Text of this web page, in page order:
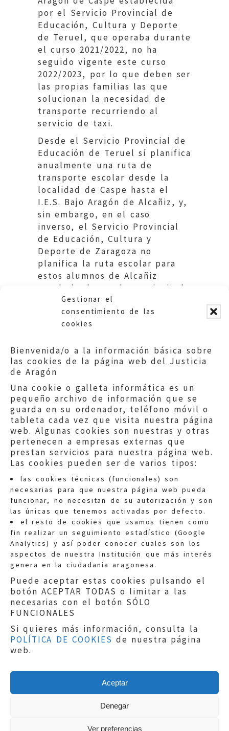
Gestionar el
consentimiento de las
cookies
Bienvenida/o a la información básica sobre
las cookies de la página web del Justicia
de Aragón
Una cookie o galleta informática es un
pequeño archivo de información que se
guarda en su ordenador, teléfono móvil o
tableta cada vez que visita nuestra página
web. Algunas cookies son nuestras y otras
pertenecen a empresas externas que
prestan servicios para nuestra página web.
Las cookies pueden ser de varios tipos:
las cookies técnicas (funcionales) son
necesarias para que nuestra página web pueda
funcionar, no necesitan de su autorización y son
las únicas que tenemos activadas por defecto.
el resto de cookies que usamos tienen como
fin realizar un seguimiento estadístico (Google
Analytics) y así poder conocer cuales son los
aspectos de nuestra Institución que más interés
genera en la ciudadanía aragonesa.
Puede aceptar estas cookies pulsando el
botón ACEPTAR TODAS o limitar a las
necesarias con el botón SÓLO
FUNCIONALES
Si quieres más información, consulta la
POLÍTICA DE COOKIES de nuestra página
web.
Aceptar
Denegar
Ver preferencias
por el Servicio Provincial de
Educación, Cultura y Deporte
de Teruel, que operaba durante
el curso 2021/2022, no ha
seguido vigente este curso
2022/2023, por lo que deben ser
las propias familias las que
solucionan la necesidad de
transporte recurriendo al
servicio de taxi.
Desde el Servicio Provincial de
Educación de Teruel sí planifica
anualmente una ruta de
transporte escolar desde la
localidad de Caspe hasta el
I.E.S. Bajo Aragón de Alcañiz, y,
sin embargo, en el caso
inverso, el Servicio Provincial
de Educación, Cultura y
Deporte de Zaragoza no
planifica la ruta escolar para
estos alumnos de Alcañiz
escolarizados en la provincia de
Zaragoza.
Quejas:quejas@eljusticiadearagon.es
Información general:
informacion@eljusticiadearagon.es
Teléfonos:900 210 210/
Aviso legal|Política de privacidad|
Protección de Datos
Política de cookies
Copyright © 2019El Justicia de Aragón|
Sephor Consulting